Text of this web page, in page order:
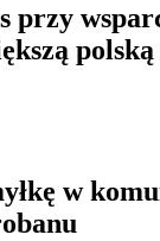
przy
w